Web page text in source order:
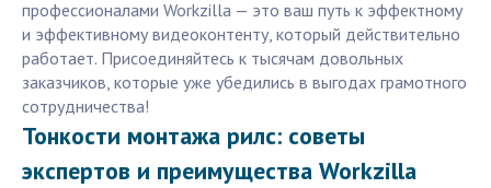
профессионалами Workzilla — это ваш путь к эффектному
и эффективному видеоконтенту, который действительно
работает. Присоединяйтесь к тысячам довольных
заказчиков, которые уже убедились в выгодах грамотного
сотрудничества!
Тонкости монтажа рилс: советы
экспертов и преимущества Workzilla